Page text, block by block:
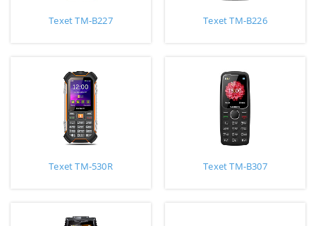
Texet TM-B227 Texet TM-B226
Texet TM-530R Texet TM-B307